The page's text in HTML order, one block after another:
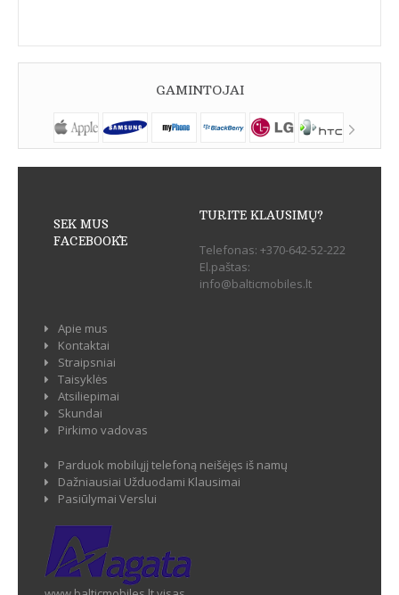
GAMINTOJAI
SEK MUS
FACEBOOK`E
TURITE KLAUSIMŲ?
Telefonas: +370-642-52-222
El.paštas:
info@balticmobiles.lt
Apie mus
Kontaktai
Straipsniai
Taisyklės
Atsiliepimai
Skundai
Pirkimo vadovas
Parduok mobilųjį telefoną neišėjęs iš namų
Dažniausiai Užduodami Klausimai
Pasiūlymai Verslui